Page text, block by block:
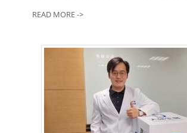
READ MORE ->